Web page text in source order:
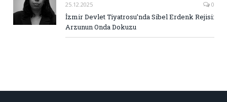
25.12.2025 0
İzmir Devlet Tiyatrosu’nda Sibel Erdenk Rejisi:
Arzunun Onda Dokuzu